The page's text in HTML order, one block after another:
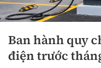
Ban hành quy
điện trước